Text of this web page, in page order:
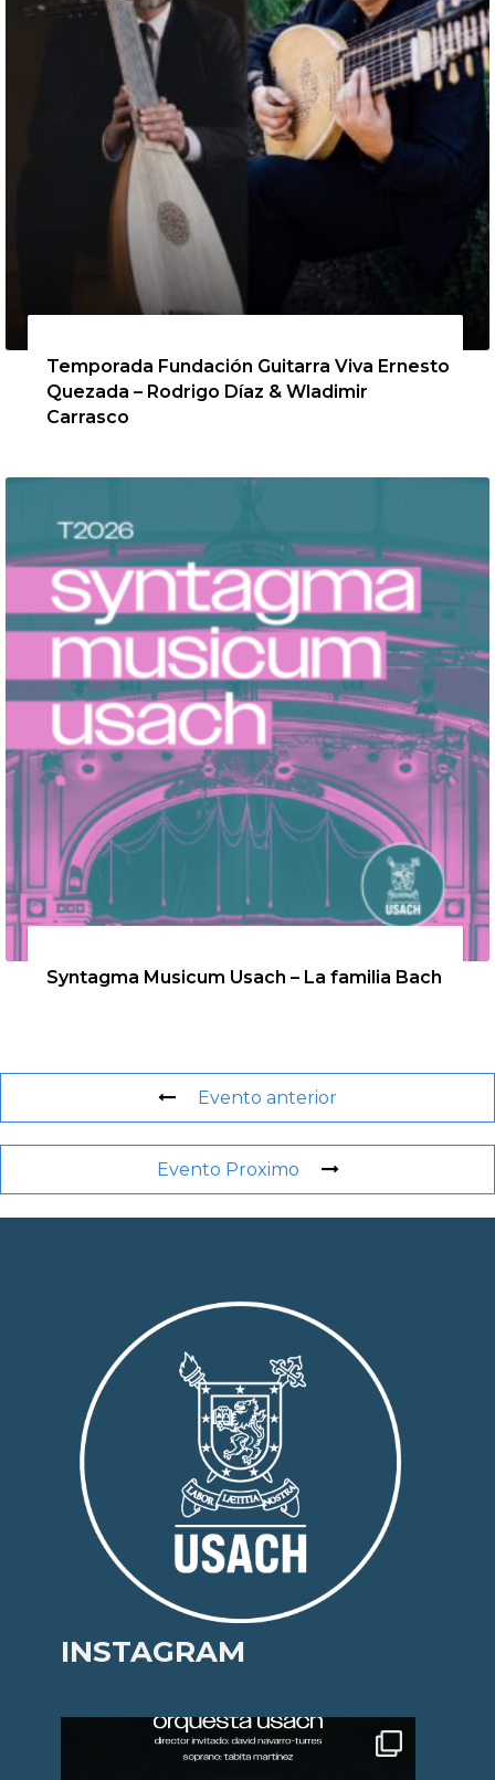
Temporada Fundación Guitarra Viva Ernesto
Quezada – Rodrigo Díaz & Wladimir
Carrasco
Syntagma Musicum Usach – La familia Bach
Evento anterior
Evento Proximo
INSTAGRAM